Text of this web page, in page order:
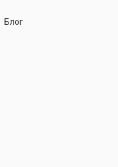
Блог